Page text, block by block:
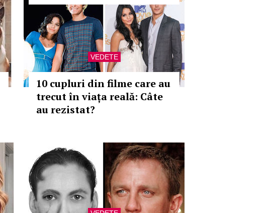
VEDETE
10 cupluri din filme care au
trecut în viața reală: Câte
au rezistat?